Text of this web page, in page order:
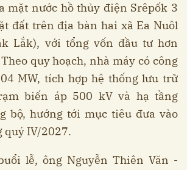
mặt nước hồ thủy điện Srêpốk 3
đất trên địa bàn hai xã Ea Nuôl
Lắk), với tổng vốn đầu tư hơn
quy hoạch, nhà máy có công
MW, tích hợp hệ thống lưu trữ
biến áp 500 kV và hạ tầng
bộ, hướng tới mục tiêu đưa vào
quý IV/2027.
lễ, ông Nguyễn Thiên Văn -